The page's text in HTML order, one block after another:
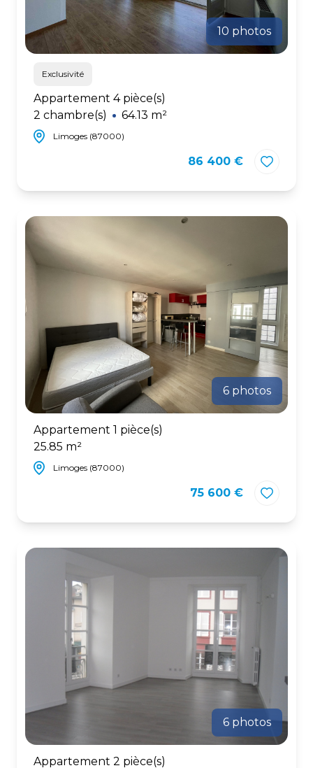
10 photos
Exclusivité
Appartement 4 pièce(s)
2 chambre(s)
64.13 m²
Limoges (87000)
86 400 €
6 photos
Appartement 1 pièce(s)
25.85 m²
Limoges (87000)
75 600 €
6 photos
Appartement 2 pièce(s)